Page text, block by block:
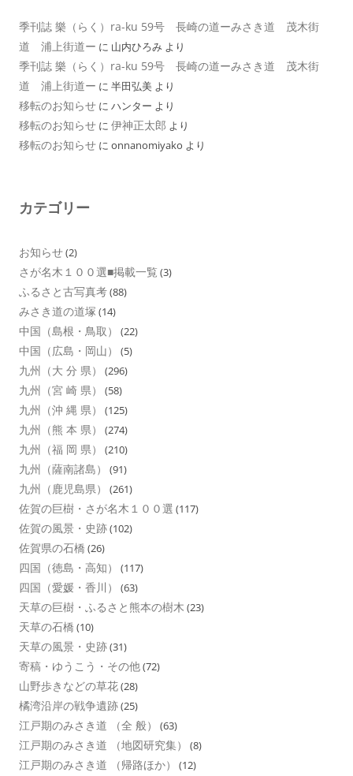
季刊誌 樂（らく）ra-ku 59号 長崎の道ーみさき道 茂木街
道 浦上街道ー に 山内ひろみ より
季刊誌 樂（らく）ra-ku 59号 長崎の道ーみさき道 茂木街
道 浦上街道ー に 半田弘美 より
移転のお知らせ に ハンター より
移転のお知らせ に 伊神正太郎 より
移転のお知らせ に onnanomiyako より
カテゴリー
お知らせ(2)
さが名木１００選■掲載一覧 (3)
ふるさと古写真考(88)
みさき道の道塚 (14)
中国（島根・鳥取） (22)
中国（広島・岡山） (5)
九州（大 分 県） (296)
九州（宮 崎 県） (58)
九州（沖 縄 県） (125)
九州（熊 本 県） (274)
九州（福 岡 県） (210)
九州（薩南諸島） (91)
九州（鹿児島県） (261)
佐賀の巨樹・さが名木１００選 (117)
佐賀の風景・史跡(102)
佐賀県の石橋 (26)
四国（徳島・高知） (117)
四国（愛媛・香川） (63)
天草の巨樹・ふるさと熊本の樹木 (23)
天草の石橋 (10)
天草の風景・史跡(31)
寄稿・ゆうこう・その他(72)
山野歩きなどの草花(28)
橘湾沿岸の戦争遺跡(25)
江戸期のみさき道 （全 般） (63)
江戸期のみさき道 （地図研究集） (8)
江戸期のみさき道 （帰路ほか） (12)